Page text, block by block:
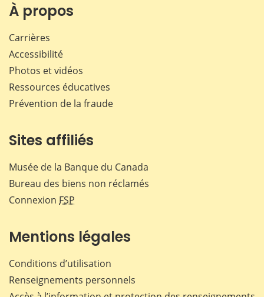
À propos
Carrières
Accessibilité
Photos et vidéos
Ressources éducatives
Prévention de la fraude
Sites affiliés
Musée de la Banque du Canada
Bureau des biens non réclamés
Connexion FSP
Mentions légales
Conditions d’utilisation
Renseignements personnels